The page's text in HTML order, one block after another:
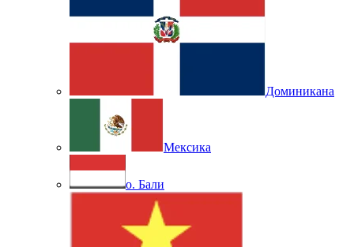
Доминикана
Мексика
о. Бали